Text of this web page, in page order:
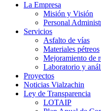
La Empresa
Misión y Visión
Personal
Servicios
Asfalto de vías
Materiales pétreos
Mejoramiento de
Laboratorio y
Proyectos
Noticias Vialzachin
Ley de Transparencia
LOTAIP